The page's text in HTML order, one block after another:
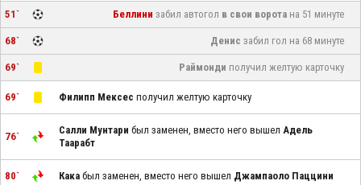
51` Беллини забил автогол в свои ворота на 51 минуте
68` Денис забил гол на 68 минуте
69` Раймонди получил желтую карточку
69` Филипп Мексес получил желтую карточку
76`
Салли Мунтари был заменен, вместо него вышел Адель
Таарабт
80` Кака был заменен, вместо него вышел Джампаоло Паццини